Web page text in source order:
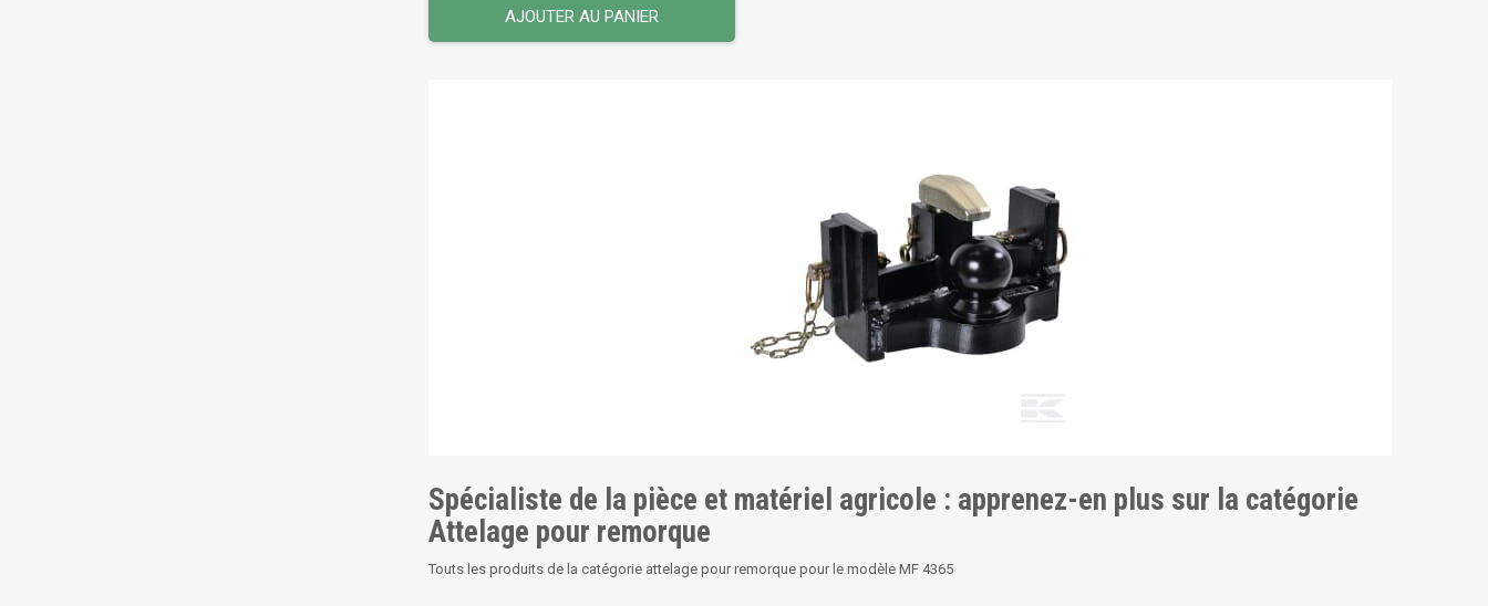
AJOUTER AU PANIER
Spécialiste de la pièce et matériel agricole : apprenez-en plus sur la catégorie
Attelage pour remorque
Touts les produits de la catégorie attelage pour remorque pour le modèle MF 4365